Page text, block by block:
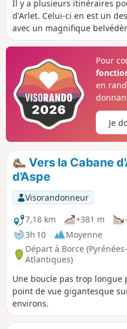
Il y a plusieurs itinéraires
d'Arlet. Celui-ci en est un
avec un magnifique
puis arrivée au Col de
soutenue. La suite jusqu'au
courbe de niveau. On aura
beaux paysages qui
Montagne de Banasse.
Pour
en
Je
Vers la Cabane
d'Aspe
Visorandonneur
7,18 km
+381 m
3h 10
Moyenne
Départ à Borce (Pyrénées-
Atlantiques)
Une boucle pas trop longue
point de vue gigantesque
environs.